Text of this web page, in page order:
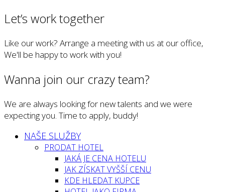
Let’s work together
Like our work? Arrange a meeting with us at our office,
We'll be happy to work with you!
Wanna join our crazy team?
We are always looking for new talents and we were
expecting you. Time to apply, buddy!
NAŠE SLUŽBY
PRODAT HOTEL
JAKÁ JE CENA HOTELU
JAK ZÍSKAT VYŠŠÍ CENU
KDE HLEDAT KUPCE